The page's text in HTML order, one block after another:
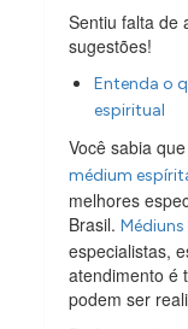
Sentiu falta de
sugestões!
Entenda o
espiritual
Você sabia
médium
melhores
Brasil.
especialistas,
atendimento é
podem ser